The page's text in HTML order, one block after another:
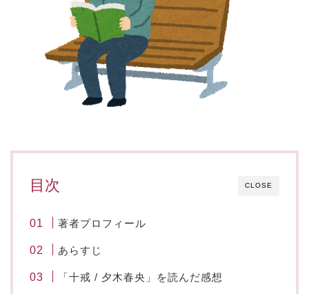
CLOSE
目次
著者プロフィール
あらすじ
「十戒 / 夕木春央」を読んだ感想